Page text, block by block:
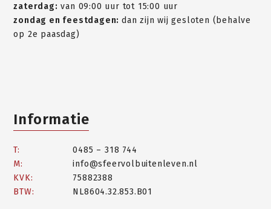
zaterdag: van 09:00 uur tot 15:00 uur
zondag en feestdagen:dan zijn wij gesloten (behalve
op 2e paasdag)
Informatie
T:
0485 – 318 744
M:
info@sfeervolbuitenleven.nl
KVK:
75882388
BTW:
NL8604.32.853.B01